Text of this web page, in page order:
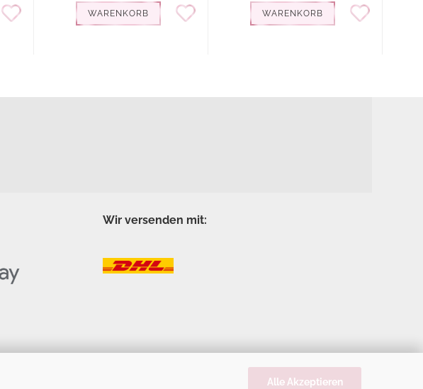
Alle Akzeptieren
WARENKORB WARENKORB
Wir versenden mit: